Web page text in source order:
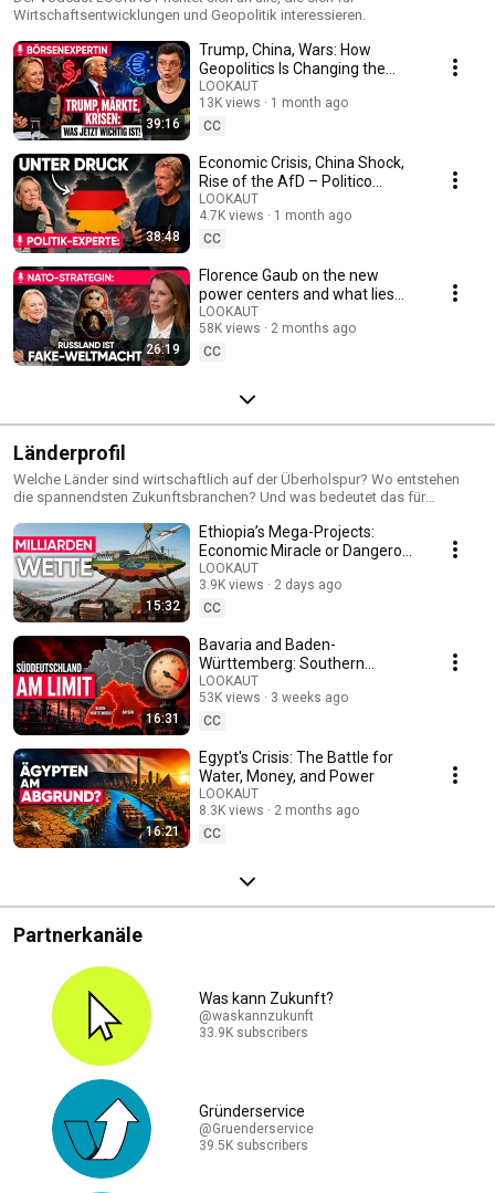
Wirtschaftsentwicklungen und Geopolitik interessieren.
39:16
Trump, China, Wars: How
Geopolitics Is Changing the
Markets
LOOKAUT
13K views
1 month ago
CC
38:48
Economic Crisis, China Shock,
Rise of the AfD – Politico
Editor-in-Chief Repinski
Analyzes
LOOKAUT
4.7K views
1 month ago
CC
26:19
Florence Gaub on the new
power centers and what lies
ahead
LOOKAUT
58K views
2 months ago
CC
Länderprofil
Welche Länder sind wirtschaftlich auf der Überholspur? Wo entstehen
die spannendsten Zukunftsbranchen? Und was bedeutet das für
auf den Punkt.
15:32
Ethiopia’s Mega-Projects:
Economic Miracle or Dangerous
Gamble?
LOOKAUT
3.9K views
2 days ago
CC
16:31
Bavaria and Baden-
Württemberg: Southern
Germany's Economic Engine
Under Pressure
LOOKAUT
53K views
3 weeks ago
CC
16:21
Egypt's Crisis: The Battle for
Water, Money, and Power
LOOKAUT
8.3K views
2 months ago
CC
Partnerkanäle
Was kann Zukunft?
@waskannzukunft
33.9K subscribers
Gründerservice
@Gruenderservice
39.5K subscribers